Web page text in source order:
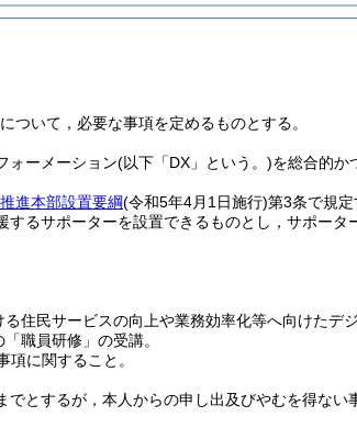
ついて，必要な事項を定めるものとする。
ォーメーション(以下「DX」という。)を総合的か
進本部設置要綱(令和5年4月1日施行)第3条で規定
るサポーターを設置できるものとし，サポータ
住民サービスの向上や業務効率化等へ向けたデ
職員研修」の受講。
に関すること。
でとするが，本人からの申し出及びやむを得ない